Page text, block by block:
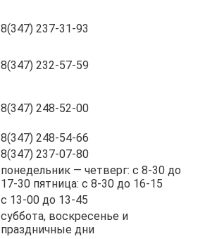
8(347) 237-31-93
8(347) 232-57-59
8(347) 248-52-00
8(347) 248-54-66
8(347) 237-07-80
понедельник — четверг: с 8-30 до
17-30 пятница: с 8-30 до 16-15
с 13-00 до 13-45
суббота, воскресенье и
праздничные дни